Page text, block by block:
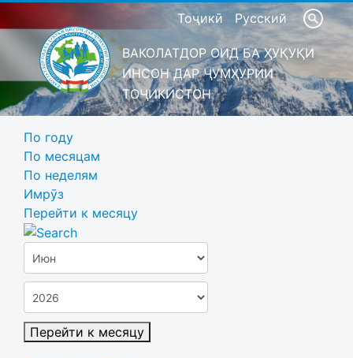
Тоҷикӣ Русский
ВАКОЛАТДОР ОИД БА ҲУҚУҚИ
ИНСОН ДАР ҶУМҲУРИИ
ТОҶИКИСТОН
По году
По месяцам
По неделям
Имрӯз
Перейти к месяцу
Перейти к месяцу